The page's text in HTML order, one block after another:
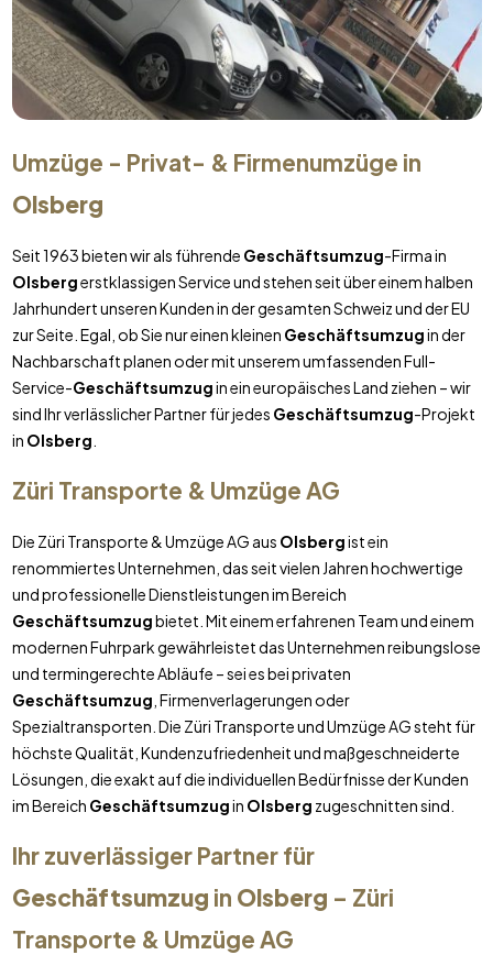
Umzüge - Privat- & Firmenumzüge in
Olsberg
Seit 1963 bieten wir als führende Geschäftsumzug-Firma in
Olsbergerstklassigen Service und stehen seit über einem halben
Jahrhundert unseren Kunden in der gesamten Schweiz und der EU
zur Seite. Egal, ob Sie nur einen kleinen Geschäftsumzugin der
Nachbarschaft planen oder mit unserem umfassenden Full-
Service-Geschäftsumzugin ein europäisches Land ziehen – wir
sind Ihr verlässlicher Partner für jedes Geschäftsumzug-Projekt
in Olsberg
Züri Transporte & Umzüge AG
Die Züri Transporte & Umzüge AG aus Olsbergist ein
renommiertes Unternehmen, das seit vielen Jahren hochwertige
und professionelle Dienstleistungen im Bereich
Geschäftsumzugbietet. Mit einem erfahrenen Team und einem
modernen Fuhrpark gewährleistet das Unternehmen reibungslose
und termingerechte Abläufe – sei es bei privaten
Geschäftsumzug , Firmenverlagerungen oder
Spezialtransporten. Die Züri Transporte und Umzüge AG steht für
höchste Qualität, Kundenzufriedenheit und maßgeschneiderte
Lösungen, die exakt auf die individuellen Bedürfnisse der Kunden
im Bereich Geschäftsumzugin Olsberg zugeschnitten sind.
Ihr zuverlässiger Partner für
Geschäftsumzug in Olsberg – Züri
Transporte & Umzüge AG